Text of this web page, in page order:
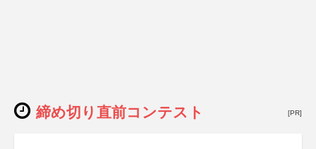
締め切り直前コンテスト [PR]